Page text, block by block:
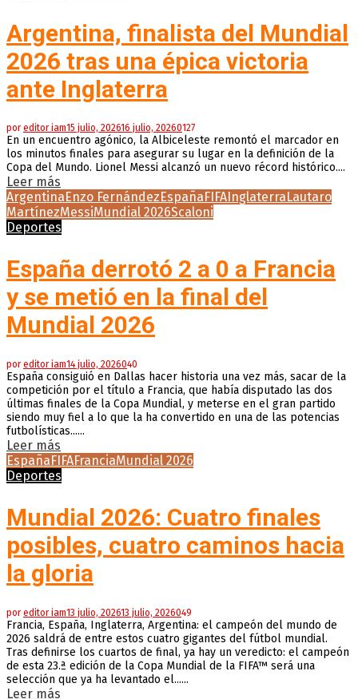
Argentina, finalista del Mundial
2026 tras una épica victoria
ante Inglaterra
poreditor iam15 julio, 202616 julio, 20260127
En un encuentro agónico, la Albiceleste remontó el marcador en
los minutos finales para asegurar su lugar en la definición de la
Copa del Mundo. Lionel Messi alcanzó un nuevo récord histórico....
Leer más
Argentina Enzo Fernández España FIFA Inglaterra Lautaro
MartínezMessiMundial 2026Scaloni
Deportes
España derrotó 2 a 0 a Francia
y se metió en la final del
Mundial 2026
poreditor iam14 julio, 2026040
España consiguió en Dallas hacer historia una vez más, sacar de la
competición por el título a Francia, que había disputado las dos
últimas finales de la Copa Mundial, y meterse en el gran partido
siendo muy fiel a lo que la ha convertido en una de las potencias
futbolísticas......
Leer más
España FIFAFranciaMundial 2026
Deportes
Mundial 2026: Cuatro finales
posibles, cuatro caminos hacia
la gloria
poreditor iam13 julio, 202613 julio, 2026049
Francia, España, Inglaterra, Argentina: el campeón del mundo de
2026 saldrá de entre estos cuatro gigantes del fútbol mundial.
Tras definirse los cuartos de final, ya hay un veredicto: el campeón
de esta 23.ª edición de la Copa Mundial de la FIFA™ será una
selección que ya ha levantado el......
Leer más